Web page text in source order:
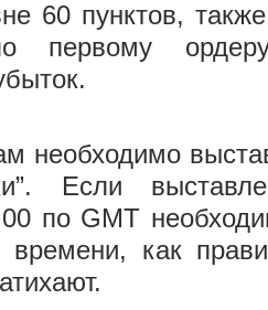
60 пунктов,
первому
необходимо
Если
по GMT
времени, как